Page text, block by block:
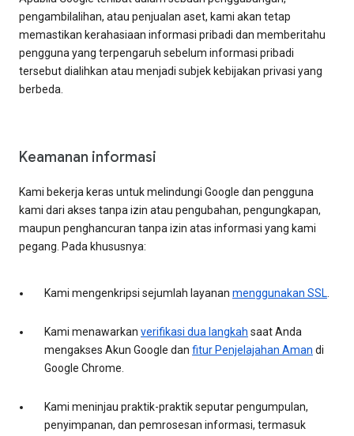
pengambilalihan, atau penjualan aset, kami akan tetap
memastikan kerahasiaan informasi pribadi dan memberitahu
pengguna yang terpengaruh sebelum informasi pribadi
tersebut dialihkan atau menjadi subjek kebijakan privasi yang
berbeda.
Keamanan informasi
Kami bekerja keras untuk melindungi Google dan pengguna
kami dari akses tanpa izin atau pengubahan, pengungkapan,
maupun penghancuran tanpa izin atas informasi yang kami
pegang. Pada khususnya:
Kami mengenkripsi sejumlah layanan menggunakan SSL.
Kami menawarkan verifikasi dua langkah saat Anda
mengakses Akun Google dan fitur Penjelajahan Aman di
Google Chrome.
Kami meninjau praktik-praktik seputar pengumpulan,
penyimpanan, dan pemrosesan informasi, termasuk